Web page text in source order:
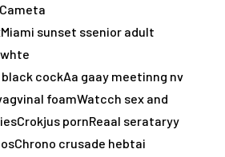
sunset ssenior adult
cockAa gaay meetinng nv
foamWatcch sex and
pornReaal serataryy
crusade hebtai